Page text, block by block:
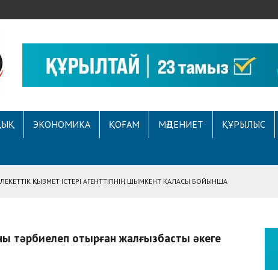
ЭКОНОМИКА ҚОҒАМ МӘДЕНИЕТ ҚҰРЫЛЫС
ҚЫЗМЕТ ІСТЕРІ АГЕНТТІГІНІҢ ШЫМКЕНТ ҚАЛАСЫ БОЙЫНША
САУАТТЫЛЫҚ МӘСЕЛЕЛЕРІ ТАЛҚЫЛАНДЫ
СҰХБАТ БЕРІЛДІ
тәрбиелеп отырған жалғызбасты әкеге